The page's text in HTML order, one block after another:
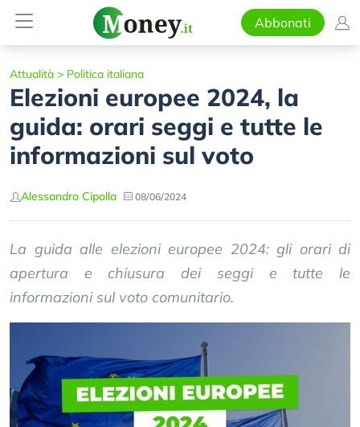
Abbonati
Attualità > Politica italiana
Elezioni europee 2024, la
guida: orari seggi e tutte le
informazioni sul voto
Alessandro Cipolla 08/06/2024
La guida alle elezioni europee 2024: gli orari di
apertura e chiusura dei seggi e tutte le
informazioni sul voto comunitario.